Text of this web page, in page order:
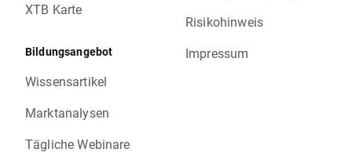
XTB Karte
Bildungsangebot
Wissensartikel
Marktanalysen
Tägliche Webinare
Risikohinweis
Impressum